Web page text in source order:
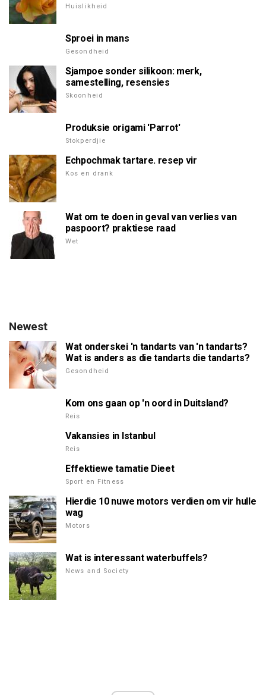
Huislikheid
Sproei in mans
Gesondheid
Sjampoe sonder silikoon: merk,
samestelling, resensies
Skoonheid
Produksie origami 'Parrot'
Stokperdjie
Echpochmak tartare. resep vir
Kos en drank
Wat om te doen in geval van verlies van
paspoort? praktiese raad
Wet
Newest
Wat onderskei 'n tandarts van 'n tandarts?
Wat is anders as die tandarts die tandarts?
Gesondheid
Kom ons gaan op 'n oord in Duitsland?
Reis
Vakansies in Istanbul
Reis
Effektiewe tamatie Dieet
Sport en Fitness
Hierdie 10 nuwe motors verdien om vir hulle
wag
Motors
Wat is interessant waterbuffels?
News and Society